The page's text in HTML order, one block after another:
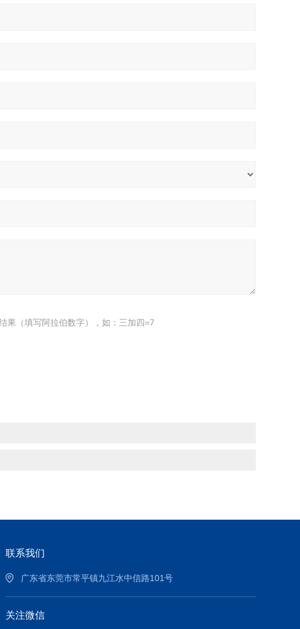
果（填写阿拉伯数字），如：三加四=7
联系我们
广东省东莞市常平镇九江水中信路101号
关注微信